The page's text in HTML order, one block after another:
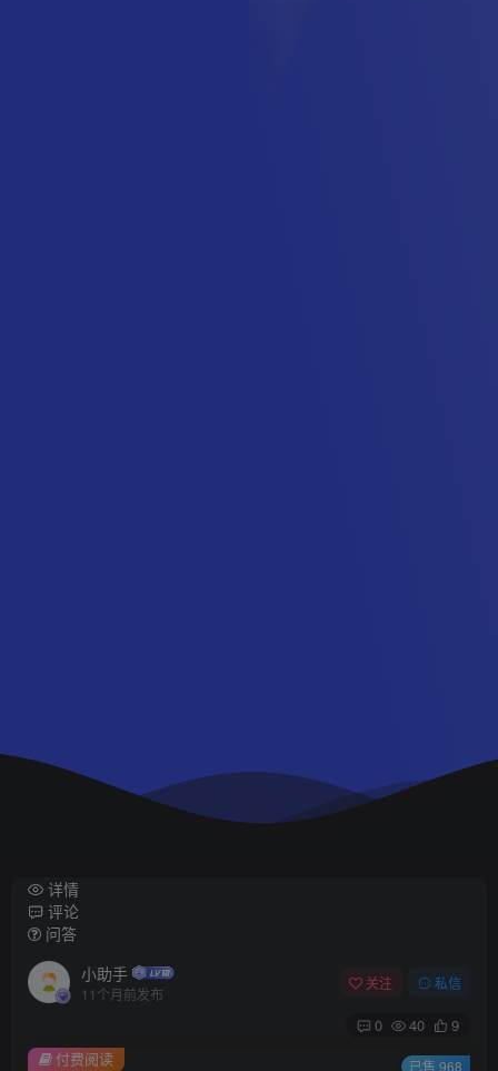
详情
评论
问答
小助手
11个月前发布
关注 私信
0 40
9
付费阅读
已售 968